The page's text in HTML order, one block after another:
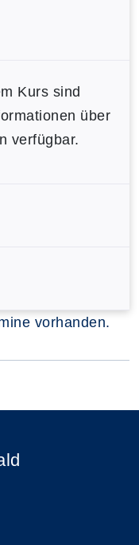
Kurs sind
über
verfügbar.
vorhanden.